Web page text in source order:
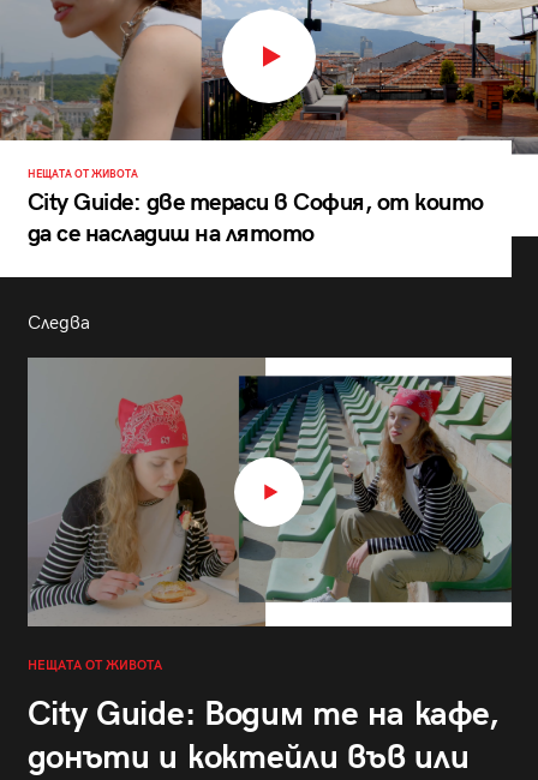
НЕЩАТА ОТ ЖИВОТА
City Guide: две тераси в София, от които
да се насладиш на лятото
Следва
НЕЩАТА ОТ ЖИВОТА
City Guide: Водим те на кафе,
донъти и коктейли във или